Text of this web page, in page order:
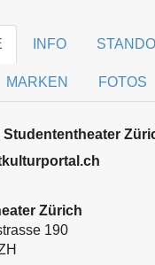
INFO
MARKEN FOTOS
Studententheater
Zürich
190